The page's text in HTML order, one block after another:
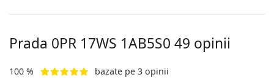
Prada 0PR 17WS 1AB5S0 49 opinii
100 % bazate pe 3 opinii